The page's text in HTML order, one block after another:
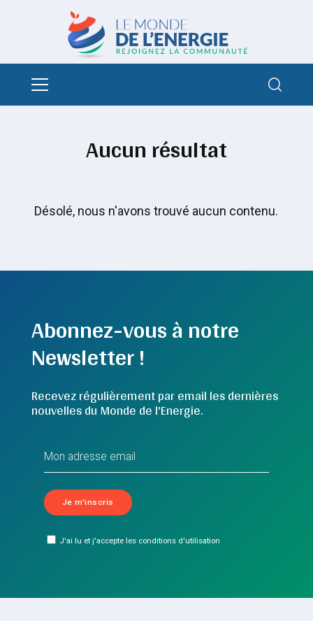
Aucun résultat
Désolé, nous n'avons trouvé aucun contenu.
Abonnez-vous à notre
Newsletter !
Recevez régulièrement par email les dernières
nouvelles du Monde de l'Energie.
J'ai lu et j'accepte les conditions d'utilisation